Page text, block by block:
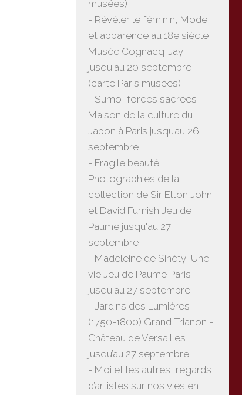
musées)
- Révéler le féminin, Mode
et apparence au 18e siècle
Musée Cognacq-Jay
jusqu'au 20 septembre
(carte Paris musées)
- Sumo, forces sacrées -
Maison de la culture du
Japon à Paris jusqu’au 26
septembre
- Fragile beauté
Photographies de la
collection de Sir Elton John
et David Furnish Jeu de
Paume jusqu'au 27
septembre
- Madeleine de Sinéty, Une
vie Jeu de Paume Paris
jusqu'au 27 septembre
- Jardins des Lumières
(1750-1800) Grand Trianon -
Château de Versailles
jusqu’au 27 septembre
- Moi et les autres, regards
d’artistes sur nos vies en